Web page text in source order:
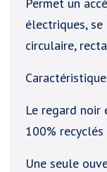
électriques,
circulaire,
Le regard noir
100% recyclés
Une seule